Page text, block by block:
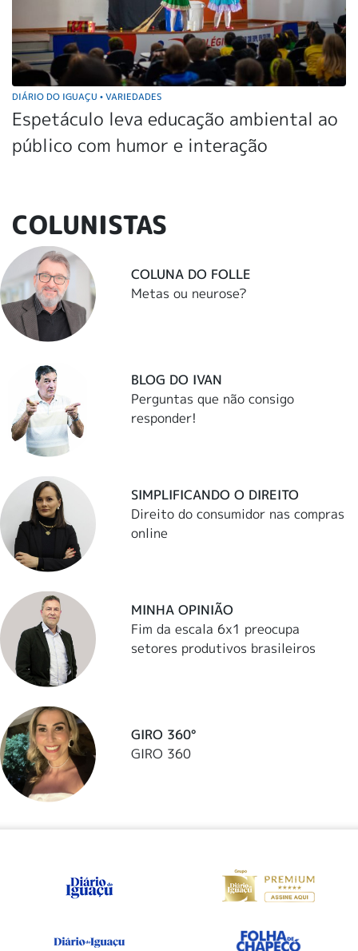
DIÁRIO DO IGUAÇU • VARIEDADES
Espetáculo leva educação ambiental ao
público com humor e interação
COLUNISTAS
COLUNA DO FOLLE
Metas ou neurose?
BLOG DO IVAN
Perguntas que não consigo
responder!
SIMPLIFICANDO O DIREITO
Direito do consumidor nas compras
online
MINHA OPINIÃO
Fim da escala 6x1 preocupa
setores produtivos brasileiros
GIRO 360°
GIRO 360